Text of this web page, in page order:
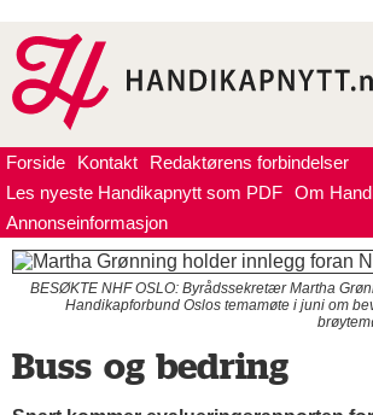
Forside Kontakt
Redaktørens forbindelser
Les nyeste Handikapnytt som PDF Om
Annonseinformasjon
BESØKTE NHF OSLO: Byrådssekretær Martha
Handikapforbund Oslos temamøte i juni om
Buss og bedring